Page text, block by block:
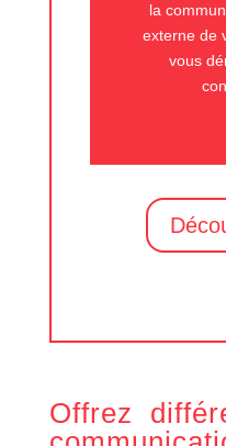
la
externe de
vous
Offrez